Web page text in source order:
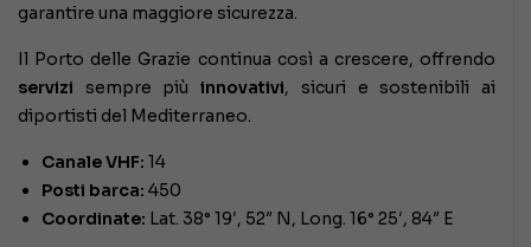
garantire una maggiore sicurezza.
Il Porto delle Grazie continua così a crescere, offrendo
servizi sempre piùinnovativi, sicuri e sostenibili ai
diportisti del Mediterraneo.
Canale VHF: 14
Posti barca: 450
Coordinate: Lat. 38° 19′, 52″ N, Long. 16° 25′, 84″ E